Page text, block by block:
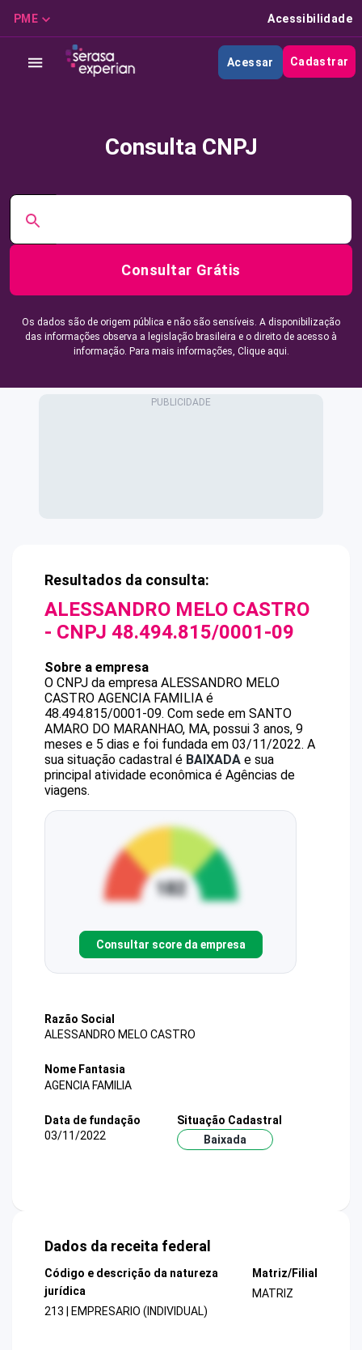
PME Acessibilidade
Acessar Cadastrar
Consulta CNPJ
Consultar Grátis
Os dados são de origem pública e não são sensíveis. A disponibilização
das informações observa a legislação brasileira e o direito de acesso à
informação. Para mais informações, Clique aqui.
Resultados da consulta:
ALESSANDRO MELO CASTRO
- CNPJ 48.494.815/0001-09
Sobre a empresa
O CNPJ da empresa ALESSANDRO MELO
CASTRO AGENCIA FAMILIA é
48.494.815/0001-09. Com sede em SANTO
AMARO DO MARANHAO, MA, possui 3 anos, 9
meses e 5 dias e foi fundada em 03/11/2022. A
sua situação cadastral é BAIXADA e sua
principal atividade econômica é Agências de
viagens.
Consultar score da empresa
Razão Social
ALESSANDRO MELO CASTRO
Nome Fantasia
AGENCIA FAMILIA
Data de fundação
03/11/2022
Situação Cadastral
Baixada
Dados da receita federal
Código e descrição da natureza
jurídica
213 | EMPRESARIO (INDIVIDUAL)
Matriz/Filial
MATRIZ